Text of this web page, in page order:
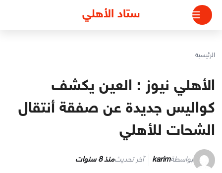
التجاوز
المحتوى
ستاد الأهلي
الرئيسية
الأهلي نيوز : العين يكشف
كواليس جديدة عن صفقة أنتقال
الشحات للأهلي
بواسطةkarim آخر تحديثمنذ 8 سنوات